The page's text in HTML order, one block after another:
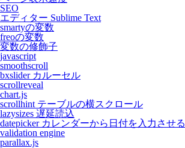
SEO
エディター Sublime Text
smartyの変数
freoの変数
変数の修飾子
javascript
smoothscroll
bxslider カルーセル
scrollreveal
chart.js
scrollhint テーブルの横スクロール
lazysizes 遅延読込
datepicker カレンダーから日付を入力させる
validation engine
parallax.js